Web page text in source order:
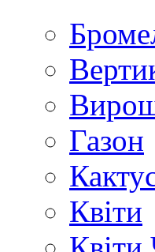
Газон
Квіти